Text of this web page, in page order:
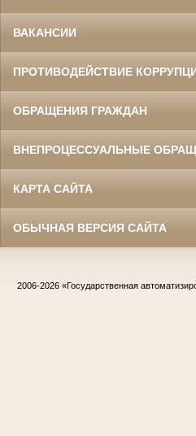
ВАКАНСИИ
ПРОТИВОДЕЙСТВИЕ
ОБРАЩЕНИЯ ГРАЖДАН
ВНЕПРОЦЕССУАЛЬНЫЕ
КАРТА САЙТА
ОБЫЧНАЯ ВЕРСИЯ САЙТА
2006-2026 «Государственная